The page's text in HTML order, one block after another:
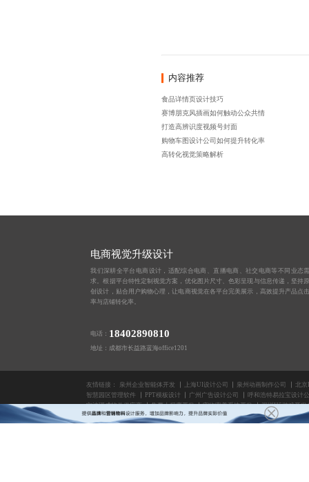
内容推荐
食品详情页设计技巧
赛博朋克风插画如何触动公众共情
打造高辨识度视频号封面
购物车图设计公司如何提升转化率
高转化视觉策略解析
电商视觉升级设计
我们深耕全平台电商设计，适配综合电商、直播电商、社交电商等不同业态
求。根据平台特性定制视觉方案，优化图片尺寸、色彩呈现与信息传递，坚持
创设计，贴合用户购物心理，让电商视觉在各平台完美展示，高效提升产品点
率与店铺转化率。
电话： 18402890810
地址：成都市长益路蓝海office1201
友情链接： 泉州企业智能体开发 上海UI设计公司 泉州动画制作公司
北京
智慧园区管理软件
PPT模板设计 广州广告设计公司
呼和浩特易拉宝设计
宁波现成软件供应商
售票小程序开发 宠物寄养系统开发 深圳H5游戏开发